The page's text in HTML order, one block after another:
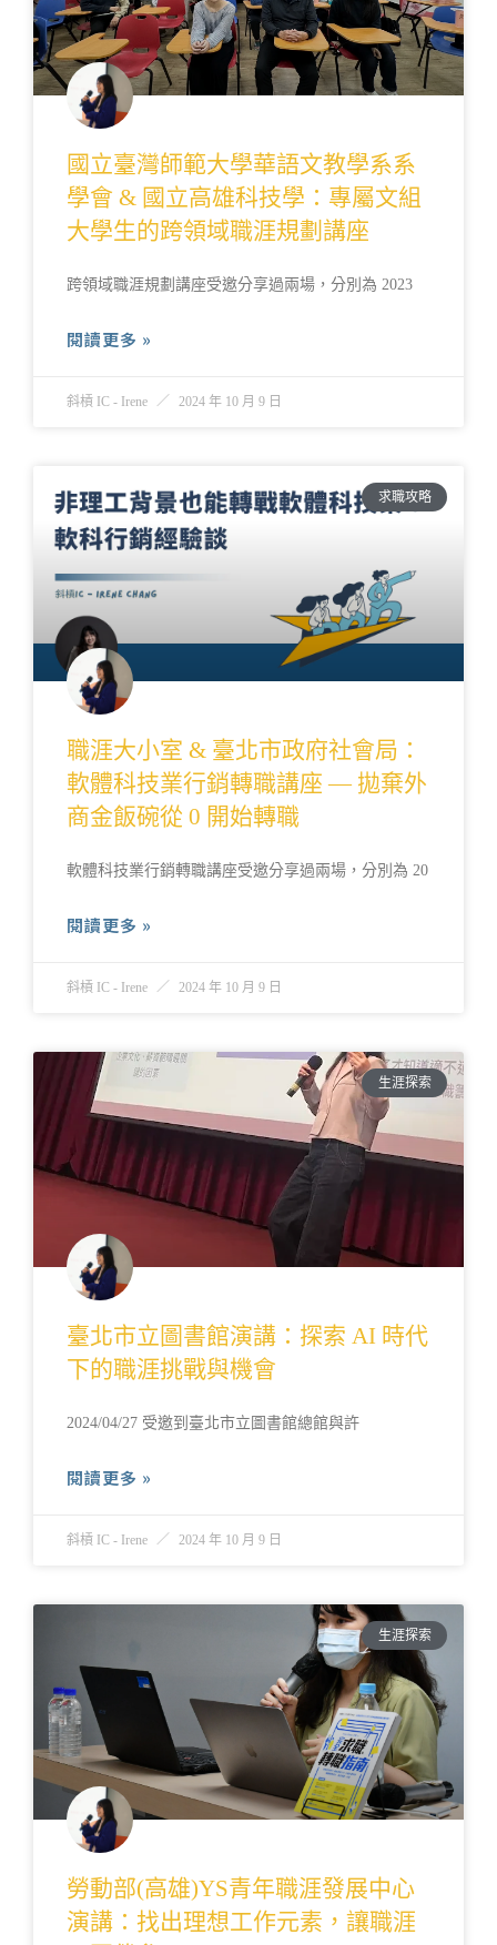
國立臺灣師範大學華語文教學系系
學會 & 國立高雄科技學：專屬文組
大學生的跨領域職涯規劃講座
跨領域職涯規劃講座受邀分享過兩場，分別為 2023
閱讀更多 »
斜槓 IC - Irene 2024 年 10 月 9 日
求職攻略
職涯大小室 & 臺北市政府社會局：
軟體科技業行銷轉職講座 — 拋棄外
商金飯碗從 0 開始轉職
軟體科技業行銷轉職講座受邀分享過兩場，分別為 20
閱讀更多 »
斜槓 IC - Irene 2024 年 10 月 9 日
生涯探索
臺北市立圖書館演講：探索 AI 時代
下的職涯挑戰與機會
2024/04/27 受邀到臺北市立圖書館總館與許
閱讀更多 »
斜槓 IC - Irene 2024 年 10 月 9 日
生涯探索
勞動部(高雄)YS青年職涯發展中心
演講：找出理想工作元素，讓職涯